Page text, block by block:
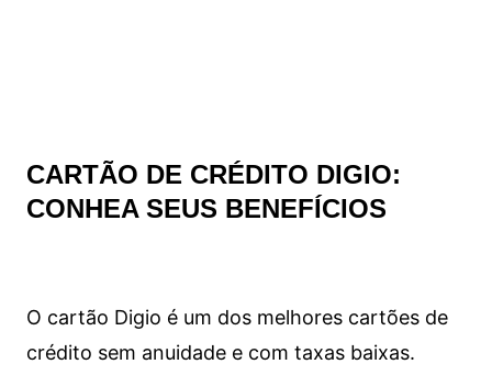
CARTÃO DE CRÉDITO DIGIO:
CONHEA SEUS BENEFÍCIOS
O cartão Digio é um dos melhores cartões de
crédito sem anuidade e com taxas baixas.